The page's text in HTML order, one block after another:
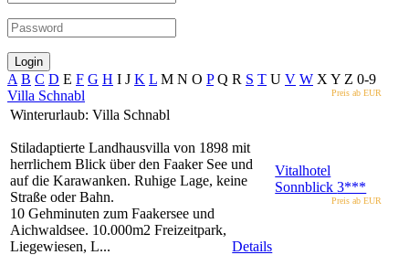
A B C D E F G H I J K L M N O P Q R S T U V W X Y Z 0-9
Villa Schnabl
Preis ab EUR
Winterurlaub: Villa Schnabl
Stiladaptierte Landhausvilla von 1898 mit
herrlichem Blick über den Faaker See und
auf die Karawanken. Ruhige Lage, keine
Straße oder Bahn.
10 Gehminuten zum Faakersee und
Aichwaldsee. 10.000m2 Freizeitpark,
Liegewiesen, L...
Details
Vitalhotel
Sonnblick3***
Preis ab EUR